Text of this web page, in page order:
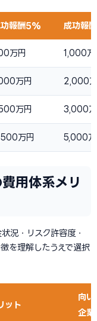
報酬5% 成功報
万円 1,000万
万円 2,000
万円 3,000
万円 5,000
用体系メリ
況・リスク許容度・
を理解したうえで選択
ット
向い
企業